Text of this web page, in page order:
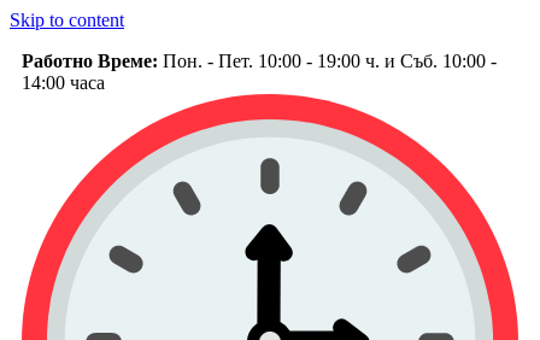
Skip to content
Работно Време: Пон. - Пет. 10:00 - 19:00 ч. и Съб. 10:00 -
14:00 часа